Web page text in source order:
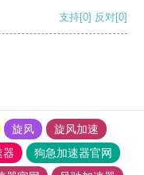
支持[0] 反对[0]
旋风
旋风加速
器
狗急加速器官网